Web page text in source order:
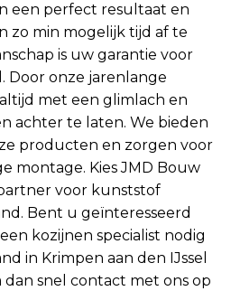
een perfect resultaat en
zo min mogelijk tijd af te
is uw garantie voor
Door onze jarenlange
met een glimlach en
achter te laten. We bieden
producten en zorgen voor
montage. Kies JMD Bouw
voor kunststof
Bent u geïnteresseerd
kozijnen specialist nodig
in Krimpen aan den IJssel
snel contact met ons op